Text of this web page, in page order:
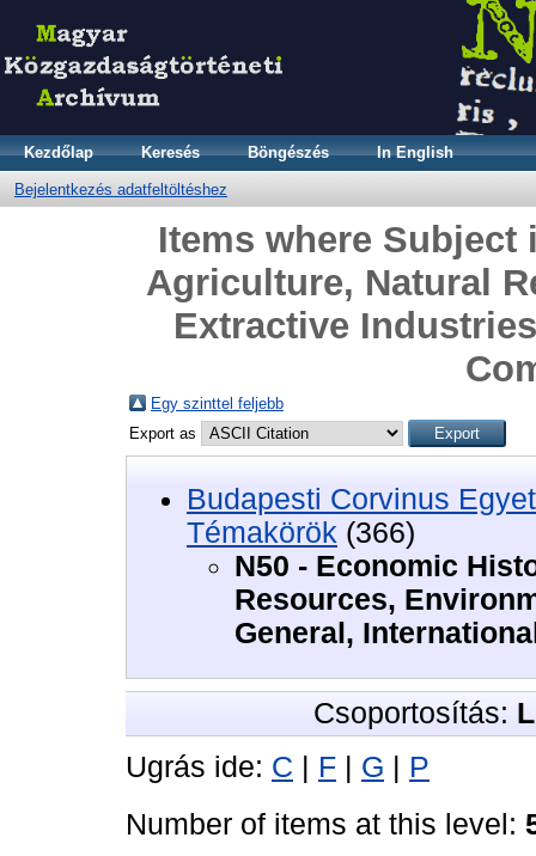
Kezdőlap Keresés Böngészés In English
Bejelentkezés adatfeltöltéshez
Items where
Agriculture, Natural
Extractive
Egy szinttel feljebb
Export as
Budapesti Corvinus
Témakörök (366)
N50 - Economic
Resources,
General,
Csoportosítás:
Ugrás ide: C F G
P
Number of items at this level: